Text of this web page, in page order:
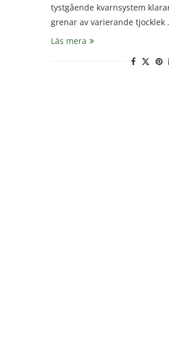
tystgående kvarnsystem
grenar av varierande tjocklek
Läs mera